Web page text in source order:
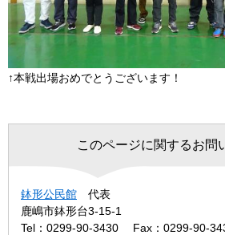
↑本戦出場おめでとうございます！
このページに関するお問
鉢形公民館
代表
鹿嶋市鉢形台3-15-1
Tel：0299-90-3430
Fax：0299-90-